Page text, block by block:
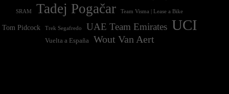
SRAM Tadej Pogačar Team Visma | Lease a Bike
Tom Pidcock Trek Segafredo UAE Team Emirates UCI
Vuelta a España Wout Van Aert